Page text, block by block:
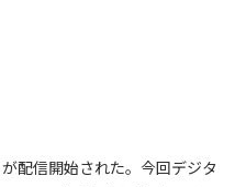
が配信開始された。今回デジタ